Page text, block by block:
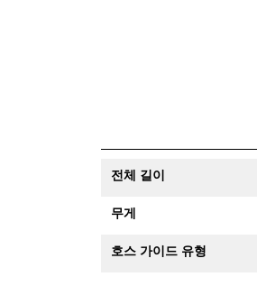
전체 길이
무게
호스 가이드 유형